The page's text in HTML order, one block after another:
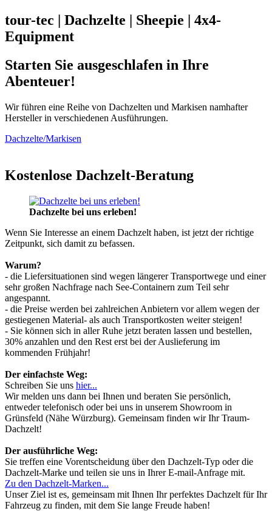
tour-tec | Dachzelte | Sheepie | 4x4-
Equipment
Starten Sie ausgeschlafen in Ihre
Abenteuer!
Wir führen eine Reihe von Dachzelten und Markisen namhafter
Hersteller in verschiedenen Ausführungen.
Dachzelte/Markisen
Kostenlose Dachzelt-Beratung
Dachzelte bei uns erleben!
Wenn Sie Interesse an einem Dachzelt haben, ist jetzt der richtige
Zeitpunkt, sich damit zu befassen.
Warum?
- die Liefersituationen sind wegen längerer Transportwege und einer
sehr großen Nachfrage nach See-Containern zum Teil sehr
angespannt.
- die Preise werden bei zahlreichen Anbietern vor allem wegen der
gestiegenen Material- als auch Transportkosten weiter steigen!
- Sie können sich in aller Ruhe jetzt beraten lassen und bestellen,
30% anzahlen und den Rest erst bei der Auslieferung im
kommenden Frühjahr!
Der einfachste Weg:
Schreiben Sie uns hier...
Wir melden uns dann bei Ihnen und beraten Sie persönlich,
entweder telefonisch oder bei uns in unserem Showroom in
Grünsfeld (Nähe Würzburg). Gemeinsam finden wir Ihr Traum-
Dachzelt!
Der ausführliche Weg:
Sie treffen eine Vorentscheidung über den Dachzelt-Typ oder die
Dachzelt-Marke und teilen sie uns in Ihrer E-mail-Anfrage mit.
Zu den Dachzelt-Marken...
Unser Ziel ist es, gemeinsam mit Ihnen Ihr perfektes Dachzelt für Ihr
Fahrzeug zu finden, mit dem Sie lange Freude haben!